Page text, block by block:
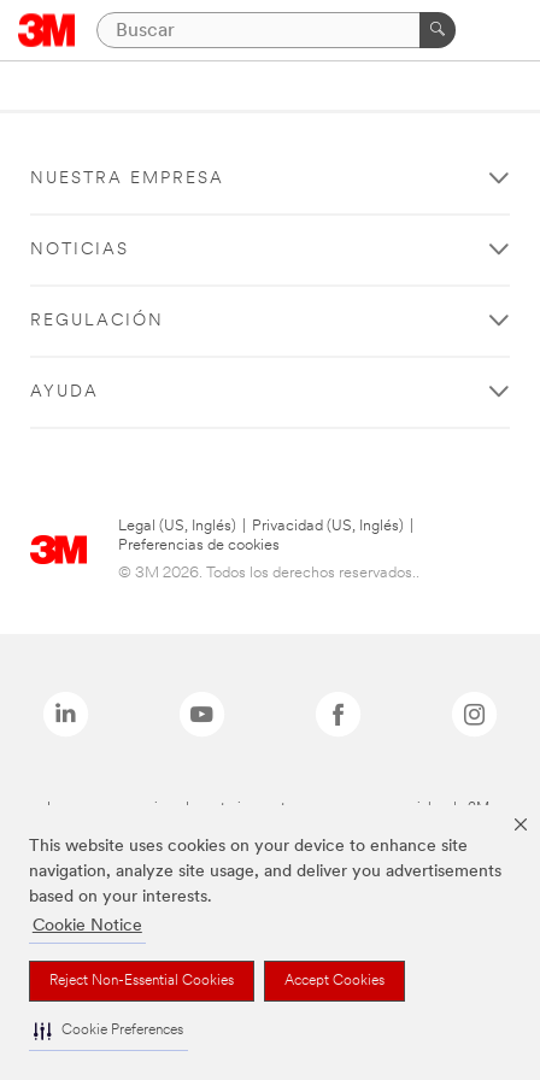
This website uses cookies on your device to enhance site
navigation, analyze site usage, and deliver you advertisements
based on your interests.
Cookie Notice
Reject Non-Essential Cookies Accept Cookies
Cookie Preferences
NUESTRA EMPRESA
NOTICIAS
REGULACIÓN
AYUDA
Legal (US, Inglés) Privacidad (US, Inglés)
Preferencias de cookies
© 3M 2026. Todos los derechos reservados..
Las marcas mencionadas anteriormente son marcas comerciales de 3M.